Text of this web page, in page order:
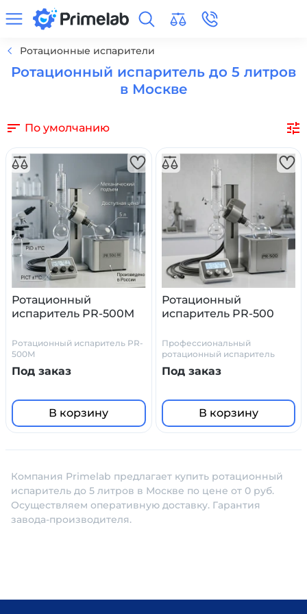
Ротационные испарители
Ротационный испаритель до 5 литров
в Москве
По умолчанию
Ротационный
испаритель PR-500M
Ротационный испаритель PR-
500M
Под заказ
В корзину
Ротационный
испаритель PR-500
Профессиональный
ротационный испаритель
Под заказ
В корзину
Компания Primelab предлагает купить ротационный
испаритель до 5 литров в Москве по цене от 0 руб.
Осуществляем оперативную доставку. Гарантия
завода-производителя.